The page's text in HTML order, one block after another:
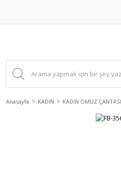
Anasayfa KADIN KADIN OMUZ ÇANTASI